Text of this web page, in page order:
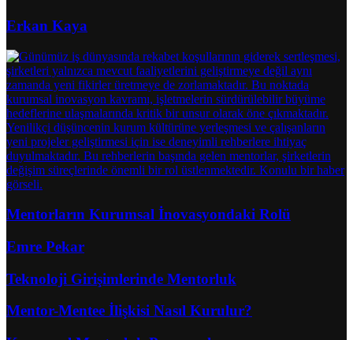
Erkan Kaya
Mentorların Kurumsal İnovasyondaki Rolü
Emre Pekar
Teknoloji Girişimlerinde Mentorluk
Mentor-Mentee İlişkisi Nasıl Kurulur?